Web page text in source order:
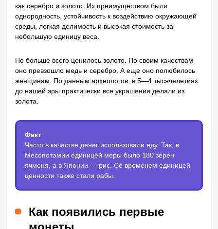
как серебро и золото. Их преимуществом были
однородность, устойчивость к воздействию окружающей
среды, легкая делимость и высокая стоимость за
небольшую единицу веса.
Но больше всего ценилось золото. По своим качествам
оно превзошло медь и серебро. А еще оно полюбилось
женщинам. По данным археологов, в 5—4 тысячелетиях
до нашей эры практически все украшения делали из
золота.
Факт
Часто в качестве денег использовали еду. Так, в
Месопотамии единицей меры было 180 зерен
ячменя, а в Японии — рис. Со временем единицей
ценности также стали рабы.
Как появились первые